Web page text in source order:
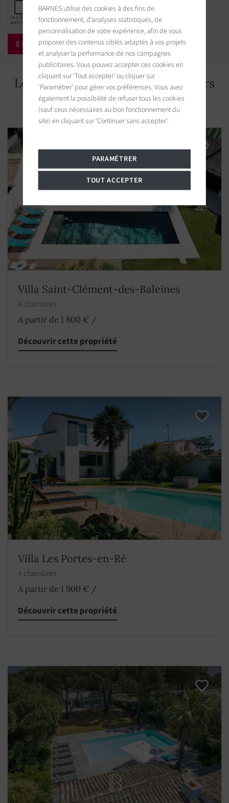
Les biens immobiliers aux alentours
Villa Saint-Clément-des-Baleines
4 chambres
A partir de 1 800 € /
Découvrir cette propriété
Villa Les Portes-en-Ré
4 chambres
A partir de 1 900 € /
Découvrir cette propriété
BARNES utilise des cookies à des fins de
fonctionnement, d’analyses statistiques, de
personnalisation de votre expérience, afin de vous
proposer des contenus ciblés adaptés à vos projets
et analyser la performance de nos campagnes
publicitaires. Vous pouvez accepter ces cookies en
cliquant sur 'Tout accepter' ou cliquer sur
'Paramétrer' pour gérer vos préférences. Vous avez
également la possibilité de refuser tous les cookies
(sauf ceux nécessaires au bon fonctionnement du
site) en cliquant sur 'Continuer sans accepter'.
PARAMÉTRER
TOUT ACCEPTER